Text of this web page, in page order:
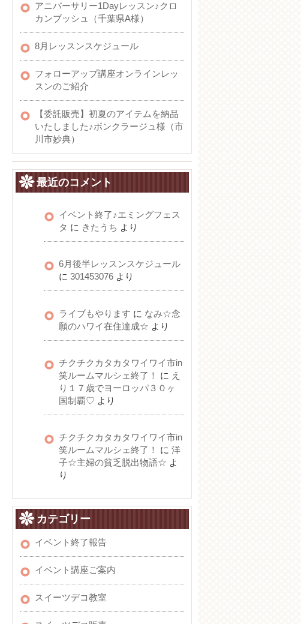
アニバーサリー1Dayレッスン♪クロ
カンブッシュ（千葉県A様）
8月レッスンスケジュール
フォローアップ講座オンラインレッ
スンのご紹介
【委託販売】初夏のアイテムを納品
いたしました♪ボンクラージュ様（市
川市妙典）
最近のコメント
イベント終了♪エミングフェス
タ に きたうち より
6月後半レッスンスケジュール
に 301453076 より
ライブもやります に なみ☆念
願のハワイ在住達成☆ より
チクチクカタカタワイワイ市in
笑ルームマルシェ終了！
に え
り１７歳でヨーロッパ３０ヶ
国制覇♡ より
チクチクカタカタワイワイ市in
笑ルームマルシェ終了！
に 洋
子☆主婦の貧乏脱出物語☆ よ
り
カテゴリー
イベント終了報告
イベント講座ご案内
スイーツデコ教室